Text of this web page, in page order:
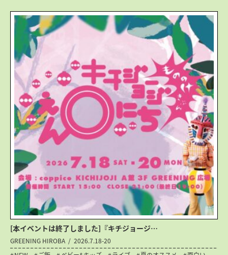
[本イベントは終了しました]『キチジョージ…
GREENING HIROBA
2026.7.18-20